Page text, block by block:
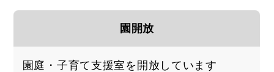
園開放
園庭・子育て支援室を開放しています